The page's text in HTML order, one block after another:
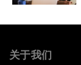
关于我们